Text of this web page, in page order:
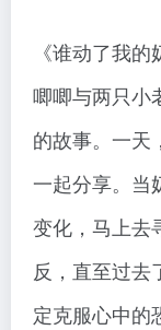
《谁动了我
唧唧与两只小
的故事。一天
一起分享。当
变化，马上去
反，直至过去
定克服心中的